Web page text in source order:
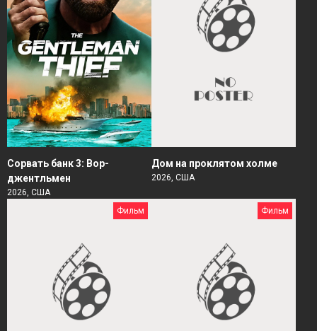
Сорвать банк 3: Вор-
джентльмен
2026, США
Дом на проклятом холме
2026, США
Фильм Фильм